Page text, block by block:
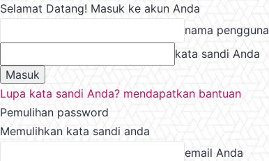
Selamat Datang! Masuk ke akun Anda
nama pengguna
kata sandi Anda
Lupa kata sandi Anda? mendapatkan bantuan
Pemulihan password
Memulihkan kata sandi anda
email Anda